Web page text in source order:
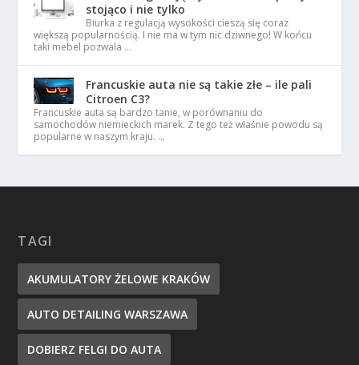
stojąco i nie tylko
Biurka z regulacją wysokości cieszą się coraz
większą popularnością. I nie ma w tym nic dziwnego! W końcu
taki mebel pozwala …
Francuskie auta nie są takie złe – ile pali
Citroen C3?
Francuskie auta są bardzo tanie, w porównaniu do
samochodów niemieckich marek. Z tego też właśnie powodu są
popularne w naszym kraju. …
TAGI
AKUMULATORY ŻELOWE KRAKÓW
AUTO DETAILING WARSZAWA
DOBIERZ FELGI DO AUTA